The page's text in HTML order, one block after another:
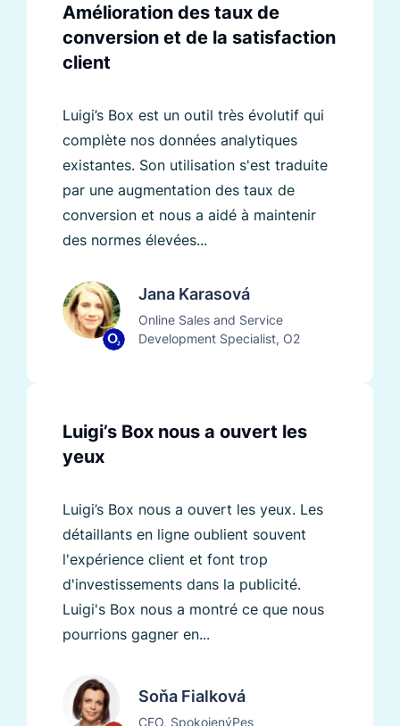
Amélioration des taux de
conversion et de la satisfaction
client
Luigi’s Box est un outil très évolutif qui
complète nos données analytiques
existantes. Son utilisation s'est traduite
par une augmentation des taux de
conversion et nous a aidé à maintenir
des normes élevées...
Jana Karasová
Online Sales and Service
Development Specialist, O2
Luigi’s Box nous a ouvert les
yeux
Luigi’s Box nous a ouvert les yeux. Les
détaillants en ligne oublient souvent
l'expérience client et font trop
d'investissements dans la publicité.
Luigi's Box nous a montré ce que nous
pourrions gagner en...
Soňa Fialková
CEO, SpokojenýPes